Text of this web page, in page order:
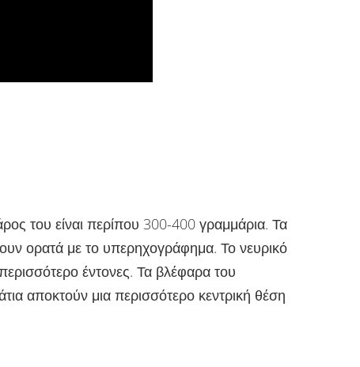
του είναι περίπου 300-400 γραμμάρια. Τα
ορατά με το υπερηχογράφημα. Το νευρικό
έντονες. Τα βλέφαρα του
αποκτούν μια περισσότερο κεντρική θέση